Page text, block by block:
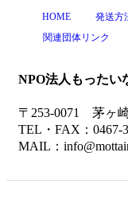
HOME 発送方
関連団体リンク
NPO法人もったい
〒253-0071 茅ヶ
TEL・FAX：0467-
MAIL：